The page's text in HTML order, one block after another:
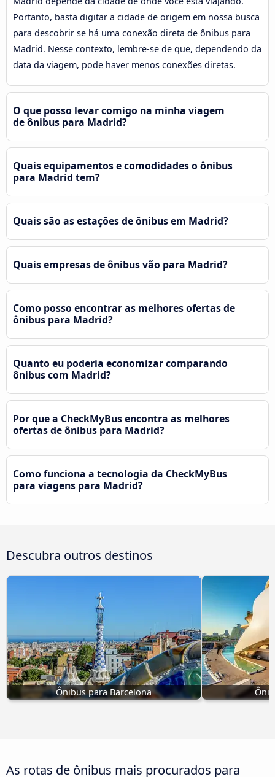
Portanto, basta digitar a cidade de origem em nossa busca
para descobrir se há uma conexão direta de ônibus para
Madrid. Nesse contexto, lembre-se de que, dependendo da
data da viagem, pode haver menos conexões diretas.
O que posso levar comigo na minha viagem
de ônibus para Madrid?
Quais equipamentos e comodidades o ônibus
para Madrid tem?
Quais são as estações de ônibus em Madrid?
Quais empresas de ônibus vão para Madrid?
Como posso encontrar as melhores ofertas de
ônibus para Madrid?
Quanto eu poderia economizar comparando
ônibus com Madrid?
Por que a CheckMyBus encontra as melhores
ofertas de ônibus para Madrid?
Como funciona a tecnologia da CheckMyBus
para viagens para Madrid?
Descubra outros destinos
Ônibus para Barcelona
As rotas de ônibus mais procurados para